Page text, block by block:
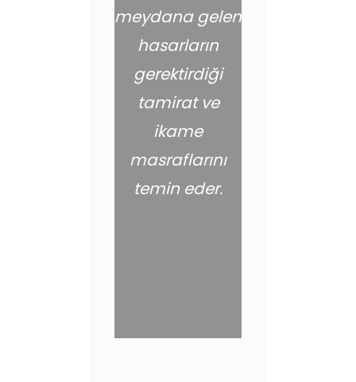
meydana gelen
hasarların
gerektirdiği
tamirat ve
ikame
masraflarını
temin eder.